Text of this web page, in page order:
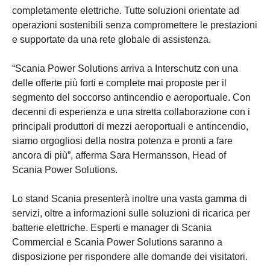
completamente elettriche. Tutte soluzioni orientate ad
operazioni sostenibili senza compromettere le prestazioni
e supportate da una rete globale di assistenza.
“Scania Power Solutions arriva a Interschutz con una
delle offerte più forti e complete mai proposte per il
segmento del soccorso antincendio e aeroportuale. Con
decenni di esperienza e una stretta collaborazione con i
principali produttori di mezzi aeroportuali e antincendio,
siamo orgogliosi della nostra potenza e pronti a fare
ancora di più”, afferma Sara Hermansson, Head of
Scania Power Solutions.
Lo stand Scania presenterà inoltre una vasta gamma di
servizi, oltre a informazioni sulle soluzioni di ricarica per
batterie elettriche. Esperti e manager di Scania
Commercial e Scania Power Solutions saranno a
disposizione per rispondere alle domande dei visitatori.